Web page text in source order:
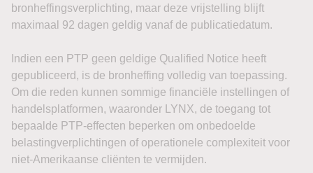
bronheffingsverplichting, maar deze vrijstelling blijft
maximaal 92 dagen geldig vanaf de publicatiedatum.
Indien een PTP geen geldige Qualified Notice heeft
gepubliceerd, is de bronheffing volledig van toepassing.
Om die reden kunnen sommige financiële instellingen of
handelsplatformen, waaronder LYNX, de toegang tot
bepaalde PTP-effecten beperken om onbedoelde
belastingverplichtingen of operationele complexiteit voor
niet-Amerikaanse cliënten te vermijden.